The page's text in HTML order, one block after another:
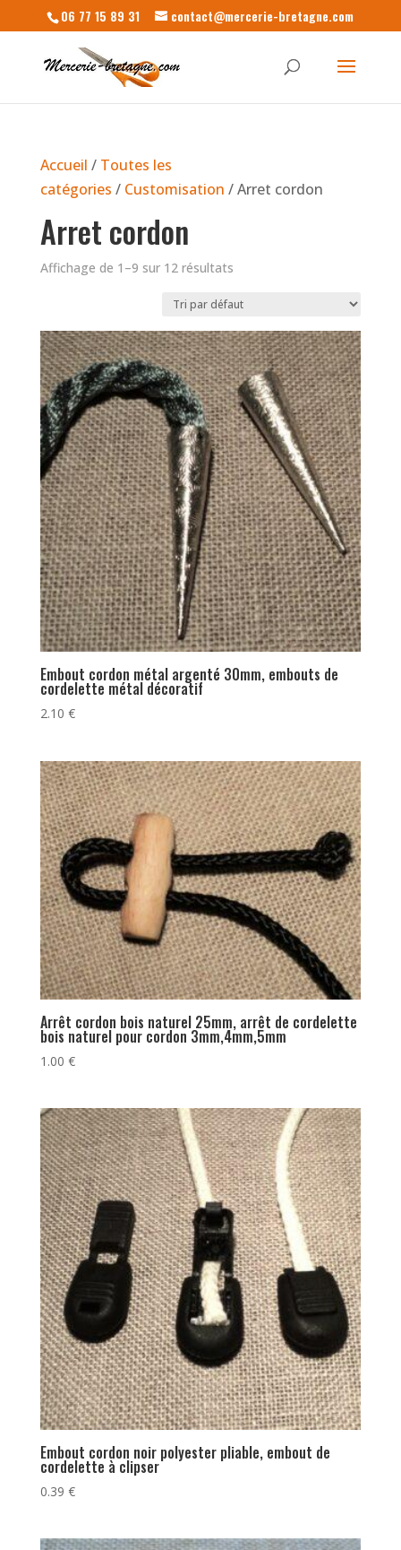
06 77 15 89 31 contact@mercerie-bretagne.com
Accueil / Toutes les
catégories / Customisation / Arret cordon
Arret cordon
Affichage de 1–9 sur 12 résultats
Embout cordon métal argenté 30mm, embouts de
cordelette métal décoratif
2.10 €
Arrêt cordon bois naturel 25mm, arrêt de cordelette
bois naturel pour cordon 3mm,4mm,5mm
1.00 €
Embout cordon noir polyester pliable, embout de
cordelette à clipser
0.39 €